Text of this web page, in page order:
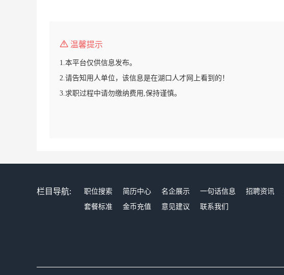
温馨提示
1.本平台仅供信息发布。
2.请告知用人单位，该信息是在湖口人才网上看到的！
3.求职过程中请勿缴纳费用,保持谨慎。
栏目导航: 职位搜索 简历中心 名企展示 一句话信息 招聘资讯
套餐标准
金币充值 意见建议 联系我们